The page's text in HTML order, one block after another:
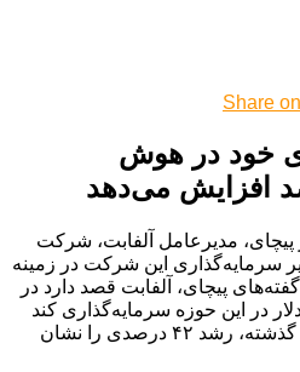
Share
خود در هوش
پیچای، مدیرعامل آلفابت، شرکت
سرمایه‌گذاری این شرکت در زمینه
پیچای، آلفابت قصد دارد در
۷۵ میلیارد دلار در این حوزه سرمایه‌گذاری کند
که این رقم در مقایسه با سال گذشته، رشد ۴۲ درصدی را نشان